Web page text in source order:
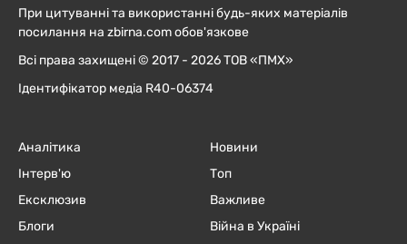
При цитуванні та використанні будь-яких матеріалів
посилання на zbirna.com обов'язкове
Всі права захищені © 2017 - 2026 ТОВ «ПМХ»
Ідентифікатор медіа R40-06374
Аналітика
Інтерв'ю
Ексклюзив
Блоги
Новини
Топ
Важливе
Війна в Україні